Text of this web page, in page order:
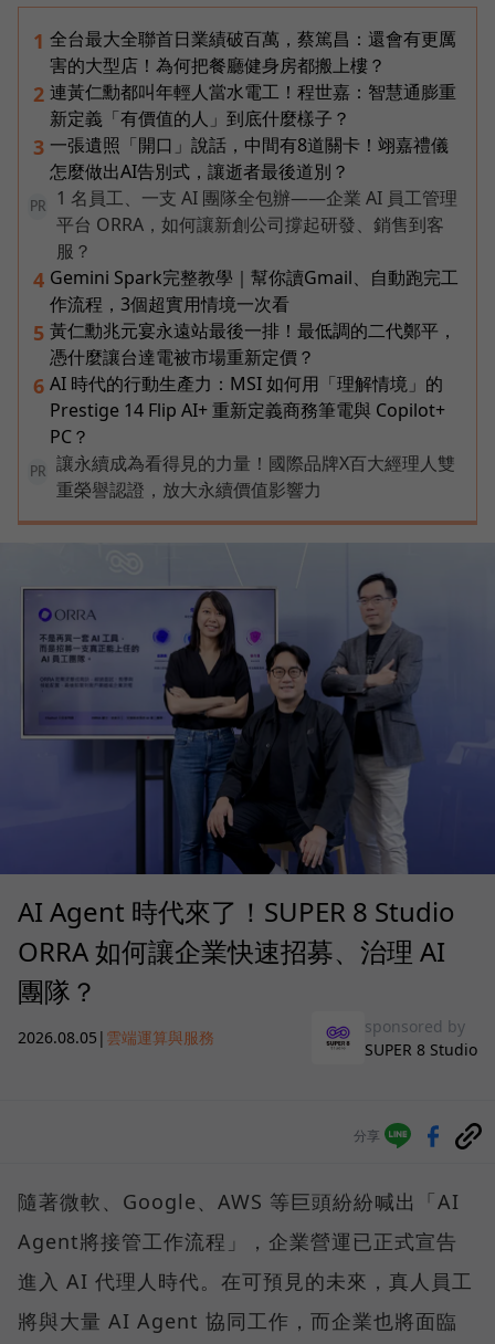
1 全台最大全聯首日業績破百萬，蔡篤昌：還會有更厲
害的大型店！為何把餐廳健身房都搬上樓？
2 連黃仁勳都叫年輕人當水電工！程世嘉：智慧通膨重
新定義「有價值的人」到底什麼樣子？
3 一張遺照「開口」說話，中間有8道關卡！翊嘉禮儀
怎麼做出AI告別式，讓逝者最後道別？
PR
1 名員工、一支 AI 團隊全包辦——企業 AI 員工管理
平台 ORRA，如何讓新創公司撐起研發、銷售到客
服？
4 Gemini Spark完整教學｜幫你讀Gmail、自動跑完工
作流程，3個超實用情境一次看
5 黃仁勳兆元宴永遠站最後一排！最低調的二代鄭平，
憑什麼讓台達電被市場重新定價？
6 AI 時代的行動生產力：MSI 如何用「理解情境」的
Prestige 14 Flip AI+ 重新定義商務筆電與 Copilot+
PC？
PR
讓永續成為看得見的力量！國際品牌X百大經理人雙
重榮譽認證，放大永續價值影響力
AI Agent 時代來了！SUPER 8 Studio
ORRA 如何讓企業快速招募、治理 AI
團隊？
2026.08.05 | 雲端運算與服務
sponsored by
SUPER 8 Studio
分享
隨著微軟、Google、AWS 等巨頭紛紛喊出「AI
Agent將接管工作流程」，企業營運已正式宣告
進入 AI 代理人時代。在可預見的未來，真人員工
將與大量 AI Agent 協同工作，而企業也將面臨